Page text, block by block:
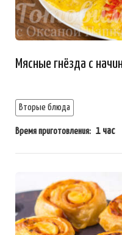
Мясные гнёзда с
Вторые блюда
Время приготовления: 1 час